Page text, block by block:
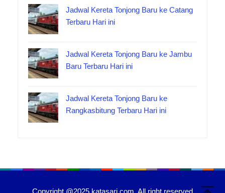
Jadwal Kereta Tonjong Baru ke Catang
Terbaru Hari ini
Jadwal Kereta Tonjong Baru ke Jambu
Baru Terbaru Hari ini
Jadwal Kereta Tonjong Baru ke
Rangkasbitung Terbaru Hari ini
Copyright @2025 katasari.com. All right reserved